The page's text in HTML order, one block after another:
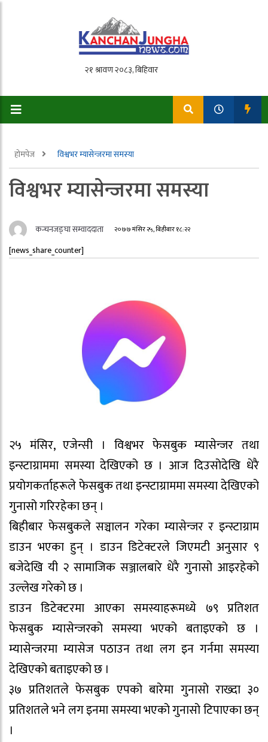
होमपेज विश्वभर म्यासेन्जरमा समस्या
विश्वभर म्यासेन्जरमा समस्या
कन्चनजङ्घा सम्वाददाता २०७७ मंसिर २५, बिहीबार १८:२२
[news_share_counter]
२५ मंसिर, एजेन्सी । विश्वभर फेसबुक म्यासेन्जर तथा
इन्स्टाग्राममा समस्या देखिएको छ । आज दिउसोदेखि धेरै
प्रयोगकर्ताहरूले फेसबुक तथा इन्स्टाग्राममा समस्या देखिएको
गुनासो गरिरहेका छन् ।
बिहीबार फेसबुकले सञ्चालन गरेका म्यासेन्जर र इन्स्टाग्राम
डाउन भएका हुन् । डाउन डिटेक्टरले जिएमटी अनुसार ९
बजेदेखि यी २ सामाजिक सञ्जालबारे धेरै गुनासो आइरहेको
उल्लेख गरेको छ ।
डाउन डिटेक्टरमा आएका समस्याहरूमध्ये ७९ प्रतिशत
फेसबुक म्यासेन्जरको समस्या भएको बताइएको छ ।
म्यासेन्जरमा म्यासेज पठाउन तथा लग इन गर्नमा समस्या
देखिएको बताइएको छ ।
३७ प्रतिशतले फेसबुक एपको बारेमा गुनासो राख्दा ३०
प्रतिशतले भने लग इनमा समस्या भएको गुनासो टिपाएका छन्
।